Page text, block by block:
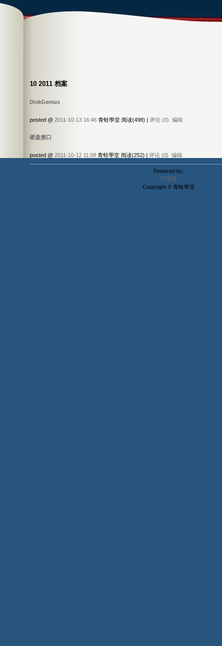
10 2011 档案
DiskGenius
posted @ 2011-10-13 16:46 青蛙學堂 阅读(498) | 评论 (0) 编辑
硬盘接口
posted @ 2011-10-12 11:08 青蛙學堂 阅读(252) | 评论 (0) 编辑
Powered by:
IT博客
Copyright © 青蛙學堂